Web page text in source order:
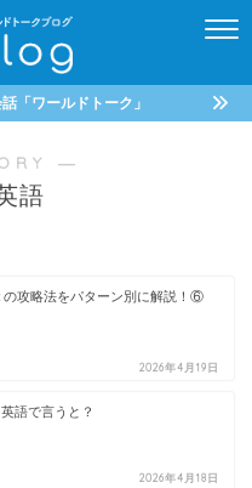
「ワールドトーク」
―
語
の攻略法をパターン別に解説！⑥
2026年4月19日
語で言うと？
2026年4月18日